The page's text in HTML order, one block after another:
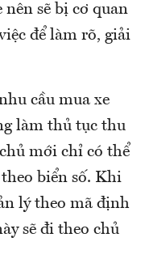
sẽ bị cơ quan
để làm rõ, giải
cầu mua xe
làm thủ tục thu
mới chỉ có thể
biển số. Khi
lý theo mã định
sẽ đi theo chủ